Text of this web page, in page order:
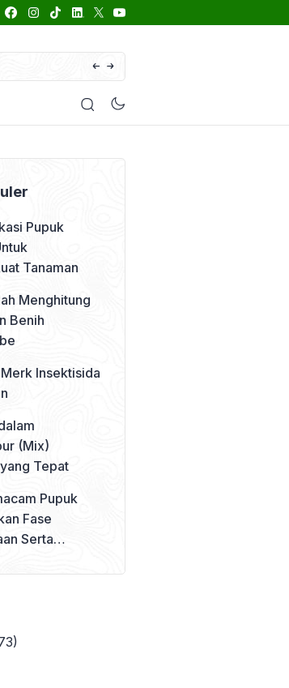
66 Daftar Merk Insektisida Abamektin
Manfaat Tanaman
Pupuk
Tanaman
Menghitung
Benih
Insektisida
(Mix)
Tepat
Pupuk
Fase
Serta